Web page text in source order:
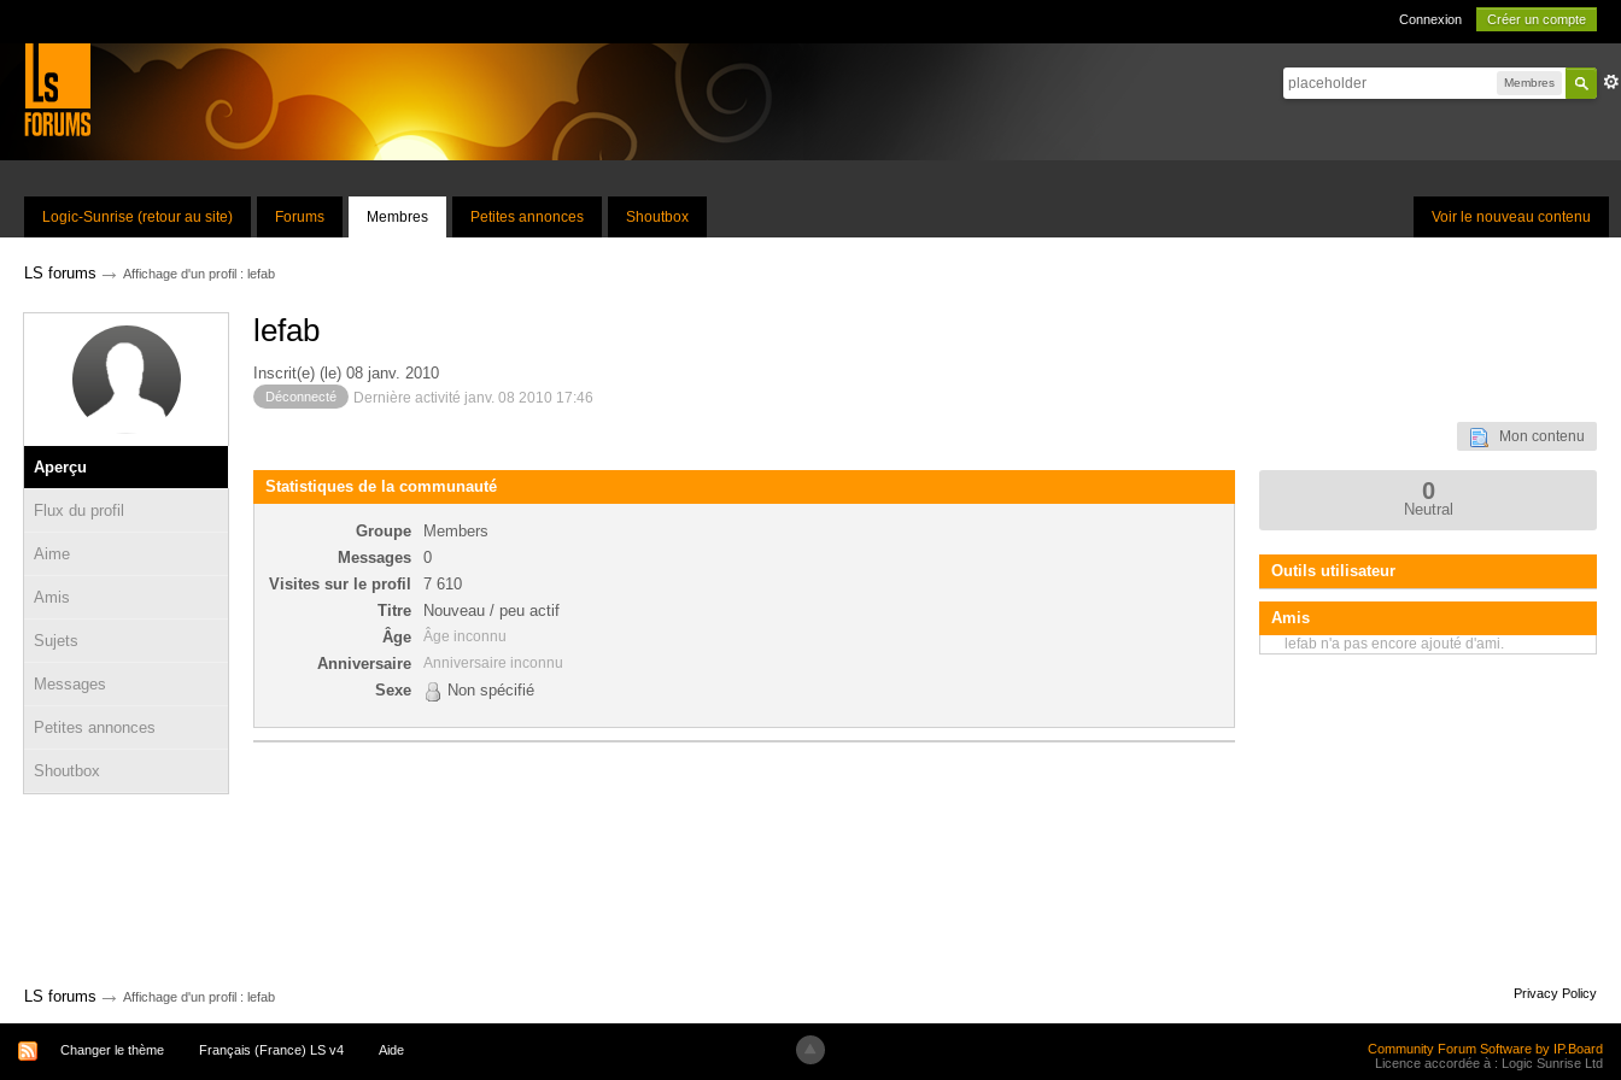
Connexion Créer un compte
Membres
Voir le nouveau contenu
Logic-Sunrise (retour au site) Forums Membres Petites annonces Shoutbox
LS forums → Affichage d'un profil : lefab
Aperçu
Flux du profil
Aime
Amis
Sujets
Messages
Petites annonces
Shoutbox
lefab
Inscrit(e) (le) 08 janv. 2010
Déconnecté Dernière activité janv. 08 2010 17:46
Mon contenu
Statistiques de la communauté
Groupe
Members
Messages
0
Visites sur le profil
7 610
Titre
Nouveau / peu actif
Âge
Âge inconnu
Anniversaire Anniversaire inconnu
Sexe Non spécifié
0
Neutral
Outils utilisateur
Amis
lefab n'a pas encore ajouté d'ami.
LS forums → Affichage d'un profil : lefab Privacy Policy
Changer le thème Français (France) LS v4 Aide
Community Forum Software by IP.Board
Licence accordée à : Logic Sunrise Ltd